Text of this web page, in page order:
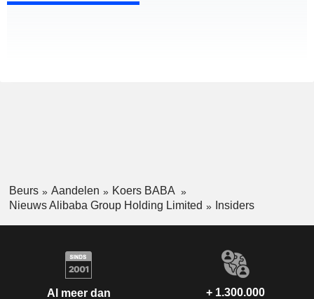
Beurs Aandelen
Koers BABA
Nieuws Alibaba Group Holding Limited
Insiders
Al meer dan
+ 1.300.000